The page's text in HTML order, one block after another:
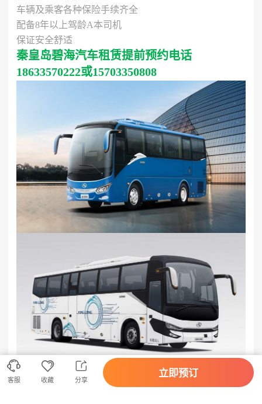
车辆及乘客各种保险手续齐全
配备8年以上驾龄A本司机
保证安全舒适
秦皇岛碧海汽车租赁提前预约电话
18633570222或15703350808

客服

收藏

分享
立即预订